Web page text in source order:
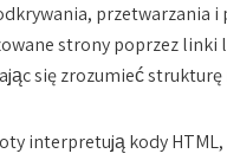
przetwarzania i
strony poprzez linki
się zrozumieć
interpretują kody